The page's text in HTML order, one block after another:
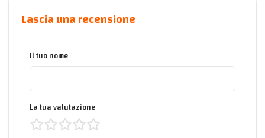
Lascia una recensione
Il tuo nome
La tua valutazione